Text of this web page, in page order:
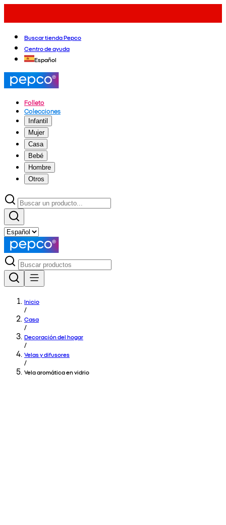
Buscar tienda Pepco
Centro de ayuda
Español
Folleto
Colecciones
Infantil
Mujer
Casa
Bebé
Hombre
Otros
Inicio
/
Casa
/
Decoración del hogar
/
Velas y difusores
/
Vela aromática en vidrio